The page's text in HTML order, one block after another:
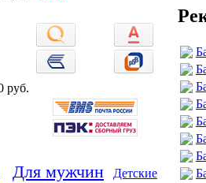
руб.
Для мужчин
Детские